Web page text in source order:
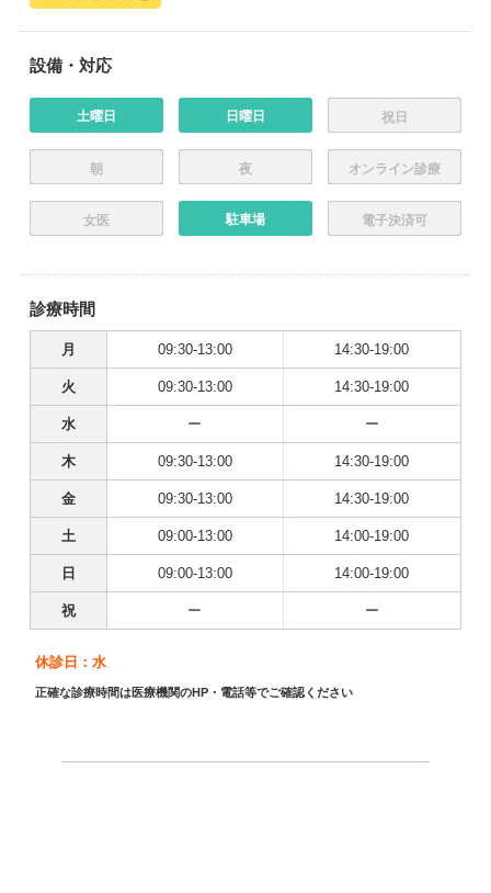
設備・対応
土曜日 日曜日 祝日
朝 夜 オンライン診療
女医 駐車場 電子決済可
診療時間
月 09:30-13:00 14:30-19:00
火 09:30-13:00 14:30-19:00
水 ー ー
木 09:30-13:00 14:30-19:00
金 09:30-13:00 14:30-19:00
土 09:00-13:00 14:00-19:00
日 09:00-13:00 14:00-19:00
祝 ー ー
休診日：水
正確な診療時間は医療機関のHP・電話等でご確認ください